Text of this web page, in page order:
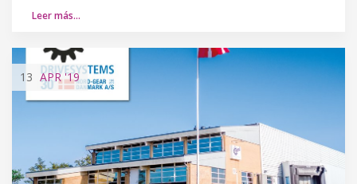
Leer más…
13 APR'19